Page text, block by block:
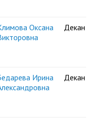
Оксана
Декан
Ирина
Декан